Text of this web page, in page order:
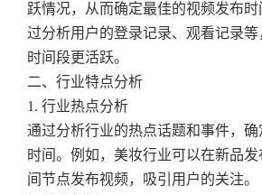
跃情况，从而确定最佳的视频发布
过分析用户的登录记录、观看记录
时间段更活跃。
二、行业特点分析
1. 行业热点分析
通过分析行业的热点话题和事件，
时间。例如，美妆行业可以在新品
间节点发布视频，吸引用户的关注。